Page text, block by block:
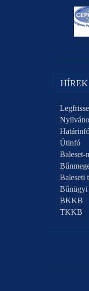
Útinfó
Baleset-
Baleseti
Bűnügyi
BKKB
TKKB